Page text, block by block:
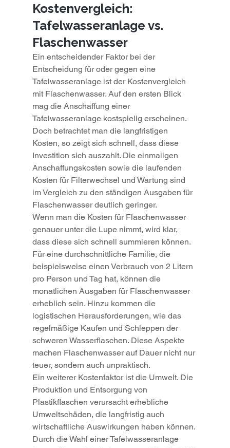
Kostenvergleich:
Tafelwasseranlage vs.
Flaschenwasser
Ein entscheidender Faktor bei der
Entscheidung für oder gegen eine
Tafelwasseranlage ist der Kostenvergleich
mit Flaschenwasser. Auf den ersten Blick
mag die Anschaffung einer
Tafelwasseranlage kostspielig erscheinen.
Doch betrachtet man die langfristigen
Kosten, so zeigt sich schnell, dass diese
Investition sich auszahlt. Die einmaligen
Anschaffungskosten sowie die laufenden
Kosten für Filterwechsel und Wartung sind
im Vergleich zu den ständigen Ausgaben für
Flaschenwasser deutlich geringer.
Wenn man die Kosten für Flaschenwasser
genauer unter die Lupe nimmt, wird klar,
dass diese sich schnell summieren können.
Für eine durchschnittliche Familie, die
beispielsweise einen Verbrauch von 2 Litern
pro Person und Tag hat, können die
monatlichen Ausgaben für Flaschenwasser
erheblich sein. Hinzu kommen die
logistischen Herausforderungen, wie das
regelmäßige Kaufen und Schleppen der
schweren Wasserflaschen. Diese Aspekte
machen Flaschenwasser auf Dauer nicht nur
teuer, sondern auch unpraktisch.
Ein weiterer Kostenfaktor ist die Umwelt. Die
Produktion und Entsorgung von
Plastikflaschen verursacht erhebliche
Umweltschäden, die langfristig auch
wirtschaftliche Auswirkungen haben können.
Durch die Wahl einer Tafelwasseranlage